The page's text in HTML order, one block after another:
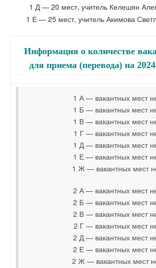
1 Д — 20 мест, учитель Келешян
1 Е — 25 мест, учитель Акимова
Информация о количестве
для приема (перевода) на
1 А — вакантных мест
1 Б — вакантных мест
1 В — вакантных мест
1 Г — вакантных мест
1 Д — вакантных мест
1 Е — вакантных мест
1 Ж — вакантных мест
2 А — вакантных мест
2 Б — вакантных мест
2 В — вакантных мест
2 Г — вакантных мест
2 Д — вакантных мест
2 Е — вакантных мест
2 Ж — вакантных мест